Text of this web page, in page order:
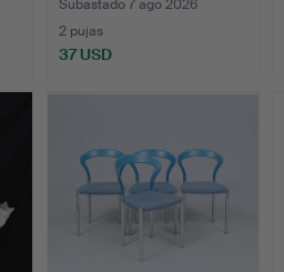
Subastado 7 ago 2026
2 pujas
37 USD